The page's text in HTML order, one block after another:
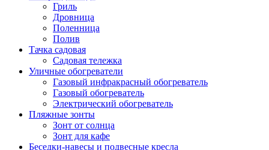
Гриль
Дровница
Поленница
Полив
Тачка садовая
Садовая тележка
Уличные обогреватели
Газовый инфракрасный обогреватель
Газовый обогреватель
Электрический обогреватель
Пляжные зонты
Зонт от солнца
Зонт для кафе
Беседки-навесы и подвесные кресла